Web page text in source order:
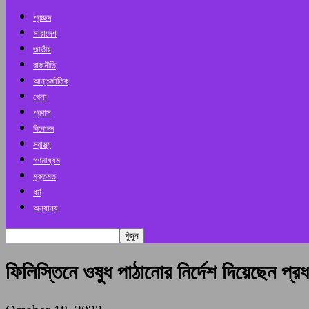
প্রচ্ছদ
সারাদেশ
জাতীয়
রাজনীতি
আন্তর্জাতিক
খেলা
প্রবাস
বিনোদন
স্বাস্থ্য
গণমাধ্যম
মুক্তমত
ধর্ম
অন্যান্য
ফিলিস্তিনে ওষুধ পাঠানোর নির্দেশ দিয়েছেন